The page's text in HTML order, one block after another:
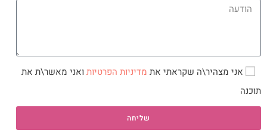
אני מצהיר\ה שקראתי את מדיניות הפרטיות ואני מאשר\ת את
תוכנה
שליחה